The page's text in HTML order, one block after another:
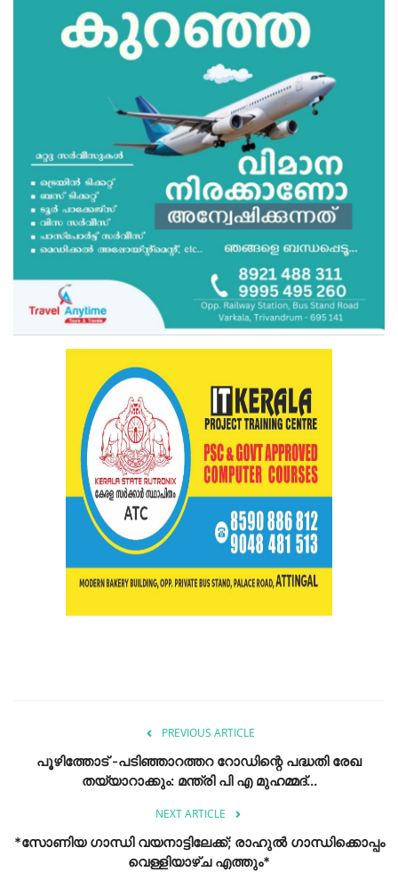
PREVIOUS ARTICLE
പൂഴിത്തോട് -പടിഞ്ഞാറത്തറ റോഡിന്റെ പദ്ധതി രേഖ
തയ്യാറാക്കും: മന്ത്രി പി എ മുഹമ്മദ്...
NEXT ARTICLE
*സോണിയ ഗാന്ധി വയനാട്ടിലേക്ക്; രാഹുൽ ഗാന്ധിക്കൊപ്പം
വെള്ളിയാഴ്ച എത്തും*